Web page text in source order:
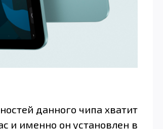
данного чипа хватит
и именно он установлен в